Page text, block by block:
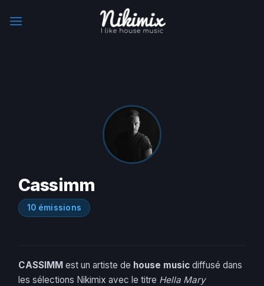
Cassimm
10 émissions
CASSIMM est un artiste de house music diffusé dans
les sélections Nikimix avec le titre Hella Mary